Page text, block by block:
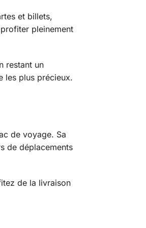
et billets,
pleinement
restant un
les plus précieux.
de voyage. Sa
de déplacements
de la livraison